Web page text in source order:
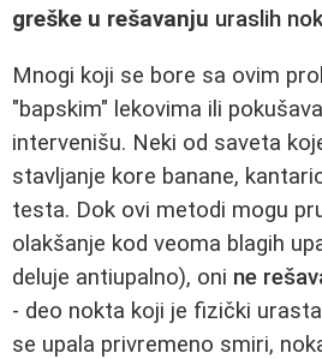
greške u rešavanju uraslih
Mnogi koji se bore sa ovim
"bapskim" lekovima ili
intervenišu. Neki od saveta
stavljanje kore banane,
testa. Dok ovi metodi mogu
olakšanje kod veoma blagih
deluje antiupalno), oni ne
- deo nokta koji je fizički
se upala privremeno smiri,